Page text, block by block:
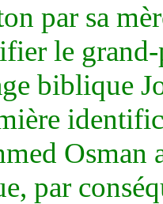
par sa
le
biblique
Osman
par